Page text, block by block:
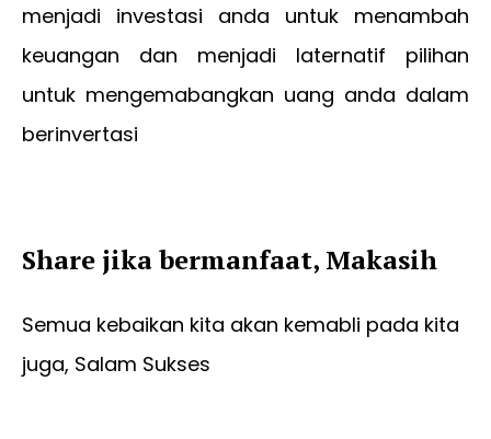
menjadi investasi anda untuk menambah
keuangan dan menjadi laternatif pilihan
untuk mengemabangkan uang anda dalam
berinvertasi
Share jika bermanfaat, Makasih
Semua kebaikan kita akan kemabli pada kita
juga, Salam Sukses